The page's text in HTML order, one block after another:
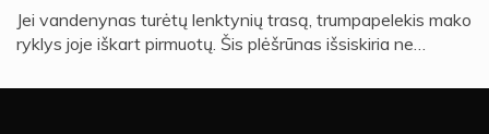
Jei vandenynas turėtų lenktynių trasą, trumpapelekis mako
ryklys joje iškart pirmuotų. Šis plėšrūnas išsiskiria ne…